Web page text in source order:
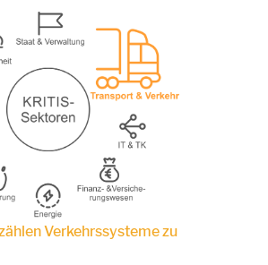
Verkehrssysteme zu